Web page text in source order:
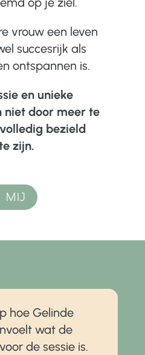
vrouw een leven
succesrijk als
ontspannen is.
en unieke
niet door meer te
bezield
zijn.
MIJ
hoe Gelinde
wat de
de sessie is.